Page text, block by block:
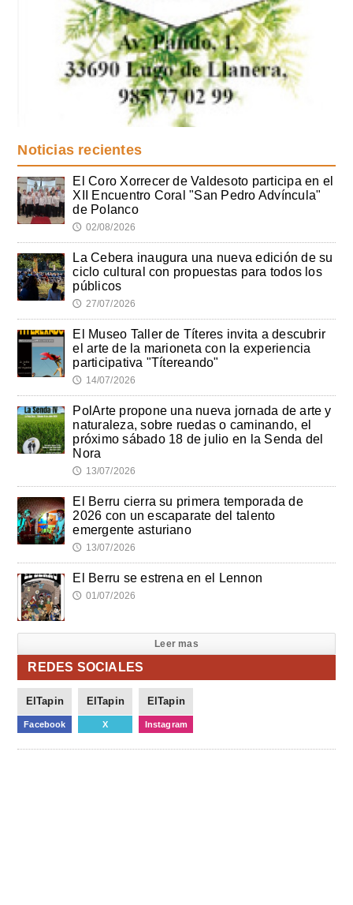
Noticias recientes
El Coro Xorrecer de Valdesoto participa en el
XII Encuentro Coral "San Pedro Advíncula"
de Polanco
🕔 02/08/2026
La Cebera inaugura una nueva edición de su
ciclo cultural con propuestas para todos los
públicos
🕔 27/07/2026
El Museo Taller de Títeres invita a descubrir
el arte de la marioneta con la experiencia
participativa "Títereando"
🕔 14/07/2026
PolArte propone una nueva jornada de arte y
naturaleza, sobre ruedas o caminando, el
próximo sábado 18 de julio en la Senda del
Nora
🕔 13/07/2026
El Berru cierra su primera temporada de
2026 con un escaparate del talento
emergente asturiano
🕔 13/07/2026
El Berru se estrena en el Lennon
🕔 01/07/2026
Leer mas
REDES SOCIALES
ElTapin
Facebook
ElTapin
X
ElTapin
Instagram